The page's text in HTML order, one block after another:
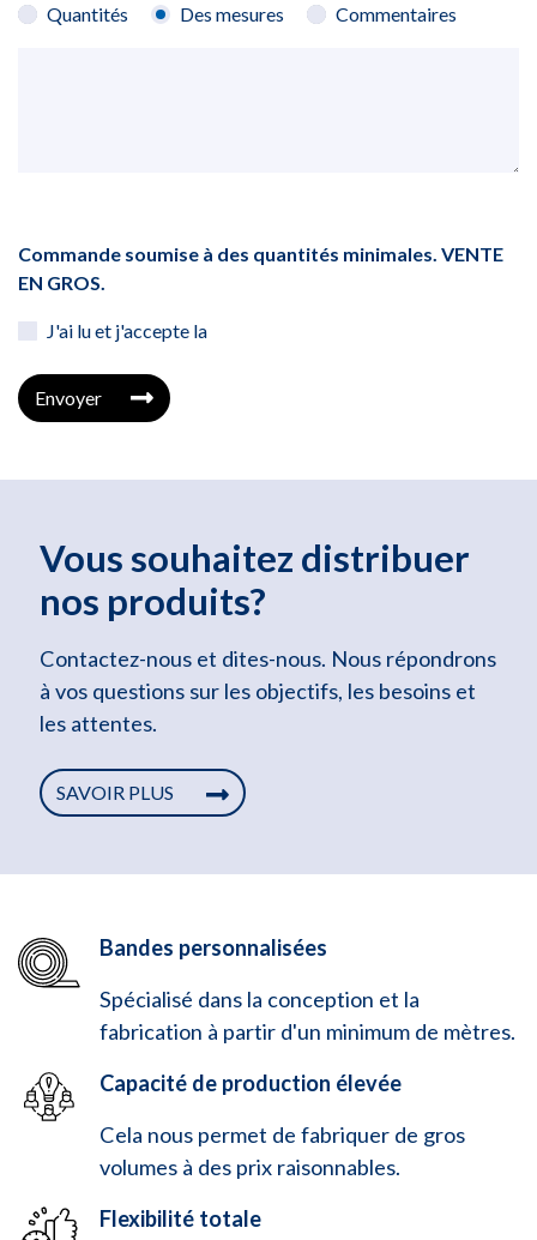
Quantités Des mesures Commentaires
Commande soumise à des quantités minimales. VENTE
EN GROS.
J'ai lu et j'accepte la
Envoyer
Vous souhaitez distribuer
nos produits?
Contactez-nous et dites-nous. Nous répondrons
à vos questions sur les objectifs, les besoins et
les attentes.
SAVOIR PLUS
Bandes personnalisées
Spécialisé dans la conception et la
fabrication à partir d'un minimum de mètres.
Capacité de production élevée
Cela nous permet de fabriquer de gros
volumes à des prix raisonnables.
Flexibilité totale